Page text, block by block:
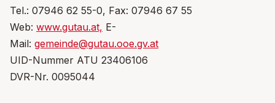
Tel.: 07946 62 55-0, Fax: 07946 67 55
Web: www.gutau.at, E-
Mail: gemeinde@gutau.ooe.gv.at
UID-Nummer ATU 23406106
DVR-Nr. 0095044